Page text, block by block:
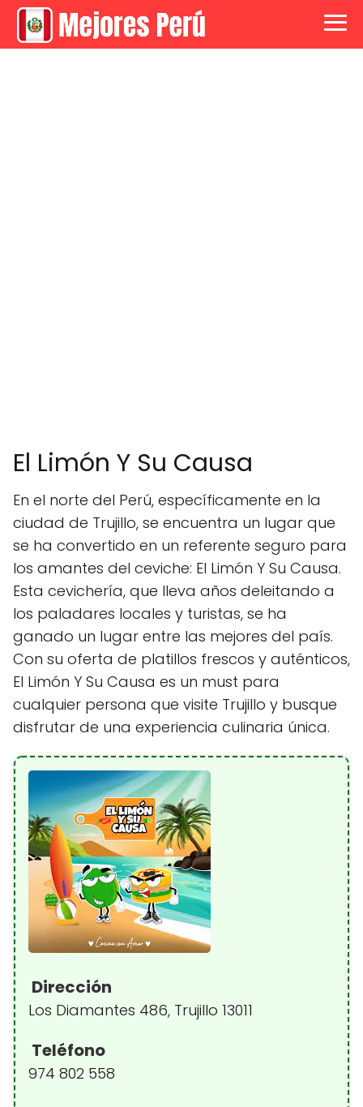
El Limón Y Su Causa
En el norte del Perú, específicamente en la
ciudad de Trujillo, se encuentra un lugar que
se ha convertido en un referente seguro para
los amantes del ceviche: El Limón Y Su Causa.
Esta cevichería, que lleva años deleitando a
los paladares locales y turistas, se ha
ganado un lugar entre las mejores del país.
Con su oferta de platillos frescos y auténticos,
El Limón Y Su Causa es un must para
cualquier persona que visite Trujillo y busque
disfrutar de una experiencia culinaria única.
Dirección
Los Diamantes 486, Trujillo 13011
Teléfono
974 802 558